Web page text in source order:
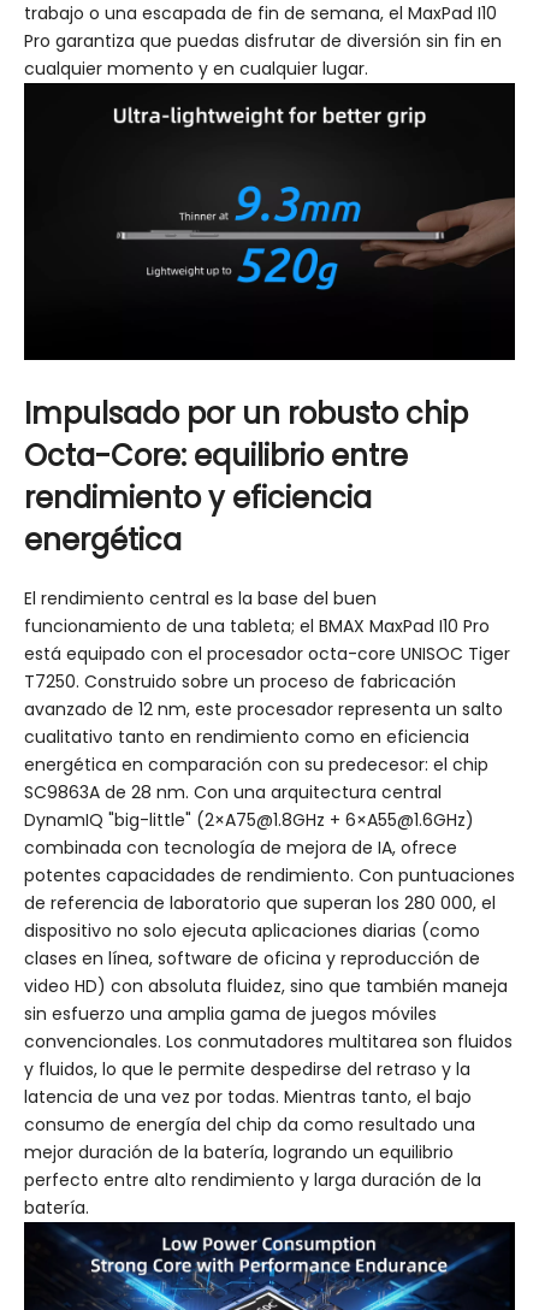
trabajo o una escapada de fin de semana, el MaxPad I10
Pro garantiza que puedas disfrutar de diversión sin fin en
cualquier momento y en cualquier lugar.
Impulsado por un robusto chip
Octa-Core: equilibrio entre
rendimiento y eficiencia
energética
El rendimiento central es la base del buen
funcionamiento de una tableta; el BMAX MaxPad I10 Pro
está equipado con el procesador octa-core UNISOC Tiger
T7250. Construido sobre un proceso de fabricación
avanzado de 12 nm, este procesador representa un salto
cualitativo tanto en rendimiento como en eficiencia
energética en comparación con su predecesor: el chip
SC9863A de 28 nm. Con una arquitectura central
DynamIQ "big-little" (2×A75@1.8GHz + 6×A55@1.6GHz)
combinada con tecnología de mejora de IA, ofrece
potentes capacidades de rendimiento. Con puntuaciones
de referencia de laboratorio que superan los 280 000, el
dispositivo no solo ejecuta aplicaciones diarias (como
clases en línea, software de oficina y reproducción de
video HD) con absoluta fluidez, sino que también maneja
sin esfuerzo una amplia gama de juegos móviles
convencionales. Los conmutadores multitarea son fluidos
y fluidos, lo que le permite despedirse del retraso y la
latencia de una vez por todas. Mientras tanto, el bajo
consumo de energía del chip da como resultado una
mejor duración de la batería, logrando un equilibrio
perfecto entre alto rendimiento y larga duración de la
batería.